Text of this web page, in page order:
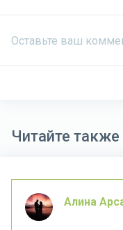
Читайте также
Алина